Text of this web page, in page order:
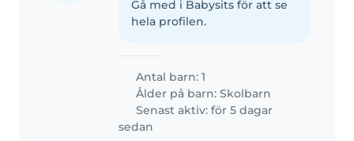
Gå med i Babysits för att se
hela profilen.
Antal barn: 1
Ålder på barn:Skolbarn
Senast aktiv: för 5 dagar
sedan